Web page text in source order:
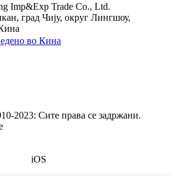
Imp&Exp Trade Co., Ltd.
град Чију, округ Лингшоу,
во Кина
2023: Сите права се задржани.
iOS